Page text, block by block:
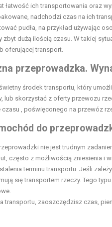
łatwość ich transportowania oraz
nadchodzi czas na ich
pudła, na przykład używając
zbyt dużą ilością czasu. W takiej
oferującej transport.
przeprowadzka.
środek transportu, który
lub skorzystać z oferty przewozu
, poświęconego na przewóz
do
nie jest trudnym
często z możliwością zniesienia i
terminu transportu. Jeśli
się transportem rzeczy. Tego
transportu, zaoszczędzisz czas,